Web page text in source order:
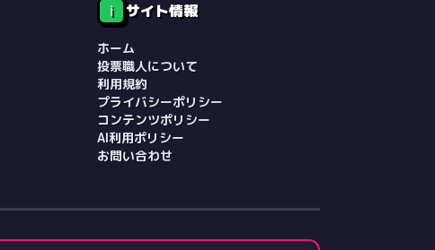
ℹ️ サイト情報
ホーム
投票職人について
利用規約
プライバシーポリシー
コンテンツポリシー
AI利用ポリシー
お問い合わせ